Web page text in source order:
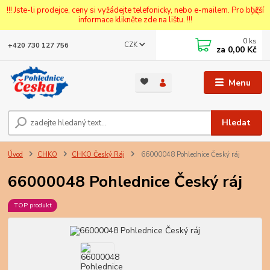
!!! Jste-li prodejce, ceny si vyžádejte telefonicky, nebo e-mailem. Pro bližší
informace klikněte zde na lištu. !!!
Menu
CZK
Hledat
+420 730 127 756 0 ks
za 0,00 Kč
Úvod CHKO CHKO Český Ráj 66000048 Pohlednice Český ráj
66000048 Pohlednice Český ráj
TOP produkt